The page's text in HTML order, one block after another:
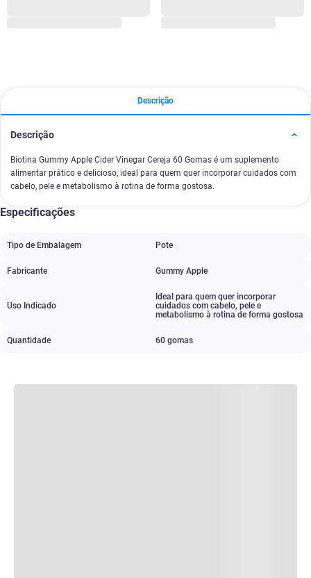
Descrição
Descrição
Biotina Gummy Apple Cider Vinegar Cereja 60 Gomas é um suplemento
alimentar prático e delicioso, ideal para quem quer incorporar cuidados com
cabelo, pele e metabolismo à rotina de forma gostosa.
Especificações
Tipo de Embalagem Pote
Fabricante Gummy Apple
Uso Indicado
Ideal para quem quer incorporar
cuidados com cabelo, pele e
metabolismo à rotina de forma gostosa
Quantidade 60 gomas